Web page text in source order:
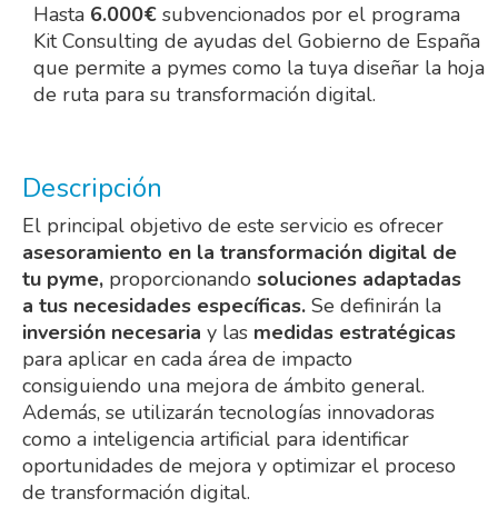
Hasta 6.000€ subvencionados por el programa
Kit Consulting de ayudas del Gobierno de España
que permite a pymes como la tuya diseñar la hoja
de ruta para su transformación digital.
Descripción
El principal objetivo de este servicio es ofrecer
asesoramiento en la transformación digital de
tu pyme, proporcionando soluciones adaptadas
a tus necesidades específicas. Se definirán la
inversión necesaria y las medidas estratégicas
para aplicar en cada área de impacto
consiguiendo una mejora de ámbito general.
Además, se utilizarán tecnologías innovadoras
como a inteligencia artificial para identificar
oportunidades de mejora y optimizar el proceso
de transformación digital.